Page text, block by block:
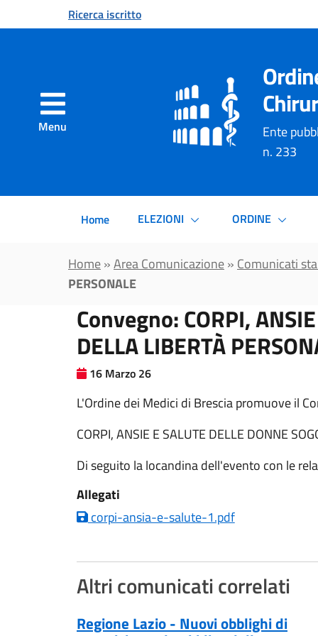
al contenuto principale
Ricerca iscritto
Menu
Ente
n. 233
Home ELEZIONI ORDINE
Home»Area Comunicazione» Comunicati
PERSONALE
Convegno: CORPI,
DELLA LIBERTÀ
16 Marzo 26
L'Ordine dei Medici di Brescia promuove il
CORPI, ANSIE E SALUTE DELLE DONNE
Di seguito la locandina dell'evento con le
Allegati
corpi-ansia-e-salute-1.pdf
Altri comunicati correlati
Regione Lazio - Nuovi obblighi di